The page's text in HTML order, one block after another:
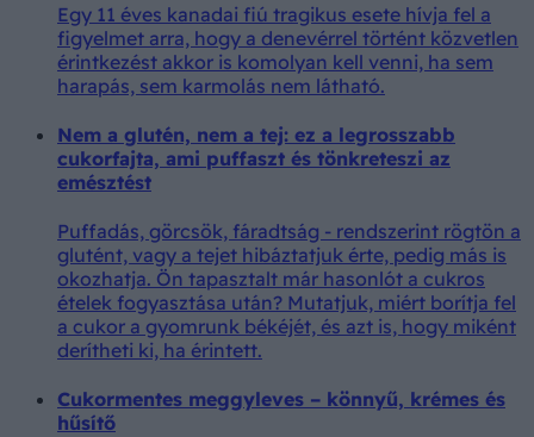
Egy 11 éves kanadai fiú tragikus esete hívja fel a
figyelmet arra, hogy a denevérrel történt közvetlen
érintkezést akkor is komolyan kell venni, ha sem
harapás, sem karmolás nem látható.
Nem a glutén, nem a tej: ez a legrosszabb
cukorfajta, ami puffaszt és tönkreteszi az
emésztést
Puffadás, görcsök, fáradtság - rendszerint rögtön a
glutént, vagy a tejet hibáztatjuk érte, pedig más is
okozhatja. Ön tapasztalt már hasonlót a cukros
ételek fogyasztása után? Mutatjuk, miért borítja fel
a cukor a gyomrunk békéjét, és azt is, hogy miként
derítheti ki, ha érintett.
Cukormentes meggyleves – könnyű, krémes és
hűsítő